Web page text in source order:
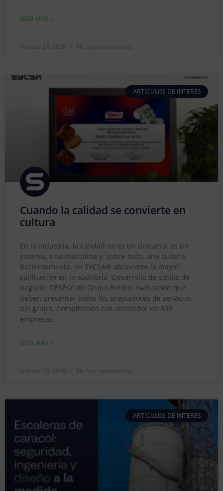
LEER MÁS »
febrero 27, 2026 No hay comentarios
ARTÍCULOS DE INTERÉS
Cuando la calidad se convierte en
cultura
En la industria, la calidad no es un discurso: es un
sistema, una disciplina y, sobre todo, una cultura.
Recientemente, en SYCSA® obtuvimos la mayor
calificación en la auditoría “Desarrollo de socios de
negocio: DESEO” de Grupo Bimbo, evaluación que
deben presentar todos los prestadores de servicios
del grupo. Compitiendo con alrededor de 300
empresas,
LEER MÁS »
febrero 13, 2026 No hay comentarios
ARTÍCULOS DE INTERÉS